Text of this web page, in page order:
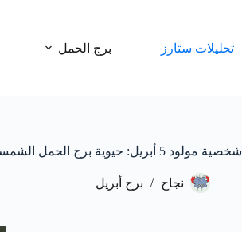
تحليلات ستارز برج الحمل
شخصية مولود 5 أبريل: حيوية برج الحمل الشمسية ولغز الرقم 5
نجاح برج أبريل